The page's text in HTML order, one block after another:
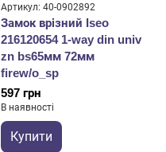
Артикул: 40-0902892
Замок врізний Iseo
216120654 1-way din univ
zn bs65мм 72мм
firew/o_sp
597 грн
В наявності
Купити